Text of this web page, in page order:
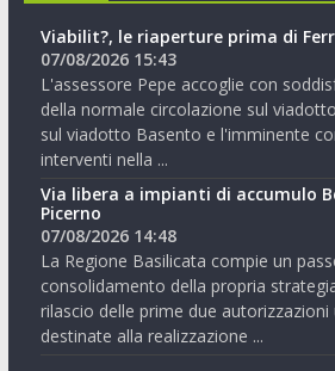
Viabilit?, le riaperture prima di
07/08/2026 15:43
L'assessore Pepe accoglie con
della normale circolazione sul
sul viadotto Basento e l'imminente
interventi nella ...
Via libera a impianti di accumulo
Picerno
07/08/2026 14:48
La Regione Basilicata compie un
consolidamento della propria
rilascio delle prime due autorizzazioni
destinate alla realizzazione ...